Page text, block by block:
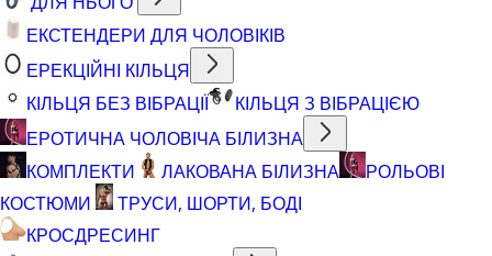
ЕКСТЕНДЕРИ ДЛЯ ЧОЛОВІКІВ
ЕРЕКЦІЙНІ КІЛЬЦЯ
КІЛЬЦЯ БЕЗ ВІБРАЦІЇ
КІЛЬЦЯ З ВІБРАЦІЄЮ
ЕРОТИЧНА ЧОЛОВІЧА БІЛИЗНА
КОМПЛЕКТИ
ЛАКОВАНА БІЛИЗНА
РОЛЬОВІ
КОСТЮМИ
ТРУСИ, ШОРТИ, БОДІ
КРОСДРЕСИНГ